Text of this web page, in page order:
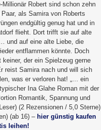
Millionär Robert sind schon zehn
als Samira von Roberts
endgültig genug hat und in
flieht. Dort trifft sie auf alte
und auf eine alte Liebe, die
entflammen könnte. Doch
keiner, der ein Spielzeug gerne
reist Samira nach und will sich
was er verloren hat! „… ein
Ina Glahe Roman mit der
Romantik, Spannung und
(2 Rezensionen / 5,0 Sterne)
(ab 16) – hier günstig kaufen
leihen!